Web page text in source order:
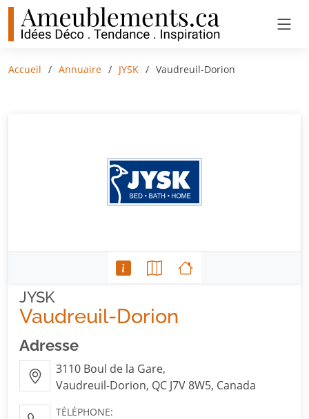
Accueil Annuaire JYSK Vaudreuil-Dorion
JYSK
Vaudreuil-Dorion
Adresse
3110 Boul de la Gare,
Vaudreuil-Dorion, QC J7V 8W5, Canada
TÉLÉPHONE: